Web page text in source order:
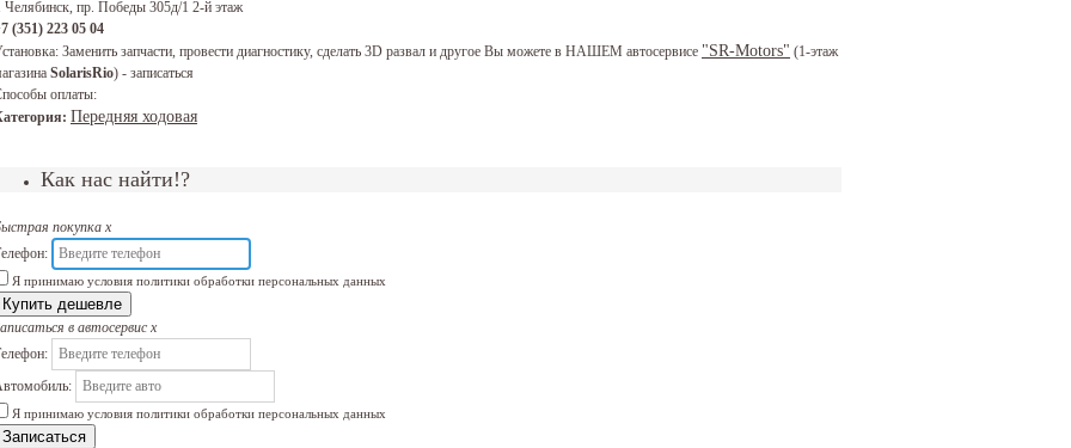
Челябинск, пр. Победы 305д/1 2-й этаж
(351) 223 05 04
Заменить запчасти, провести диагностику, сделать 3D развал и другое Вы можете в НАШЕМ автосервисе "SR-Motors" (1-этаж
SolarisRio) - записаться
оплаты:
Передняя ходовая
Как нас найти!?
покупка x
Я принимаю условия политики обработки персональных данных
Купить дешевле
в автосервис x
Я принимаю условия политики обработки персональных данных
Записаться